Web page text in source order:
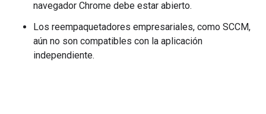
navegador Chrome debe estar abierto.
Los reempaquetadores empresariales, como SCCM,
aún no son compatibles con la aplicación
independiente.